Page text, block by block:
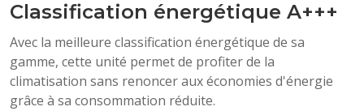
Classification énergétique A+++
Avec la meilleure classification énergétique de sa
gamme, cette unité permet de profiter de la
climatisation sans renoncer aux économies d'énergie
grâce à sa consommation réduite.